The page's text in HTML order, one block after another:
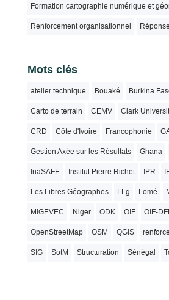
Formation cartographie numérique et
Renforcement organisationnel
Mots clés
atelier technique Bouaké Burkina
Carto de terrain CEMV Clark
CRD Côte d'Ivoire Francophonie
Gestion Axée sur les Résultats Ghana
InaSAFE Institut Pierre Richet IPR
Les Libres Géographes LLg Lomé
MIGEVEC Niger ODK OIF OIF-
OpenStreetMap OSM QGIS
SIG SotM Structuration Sénégal